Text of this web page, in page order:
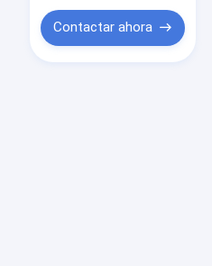
Contactar ahora